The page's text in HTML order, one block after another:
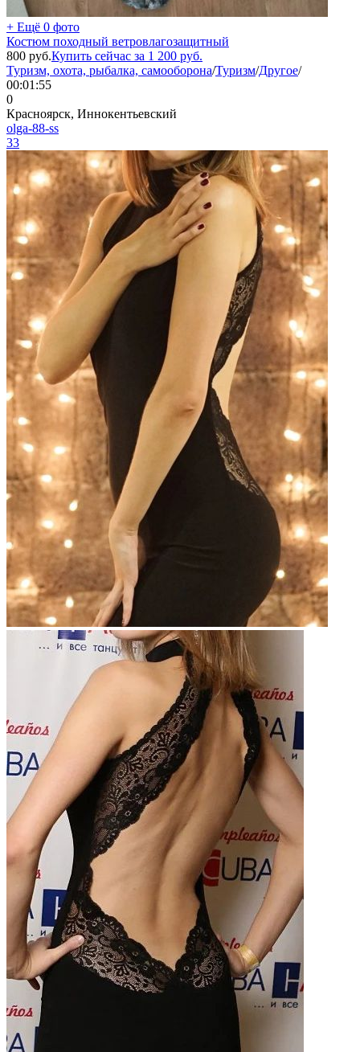
+ Ещё 0 фото
Костюм походный ветровлагозащитный
800 руб.Купить сейчас за 1 200 руб.
Туризм, охота, рыбалка, самооборона/Туризм/Другое/
00:01:55
0
Красноярск, Иннокентьевский
olga-88-ss
33